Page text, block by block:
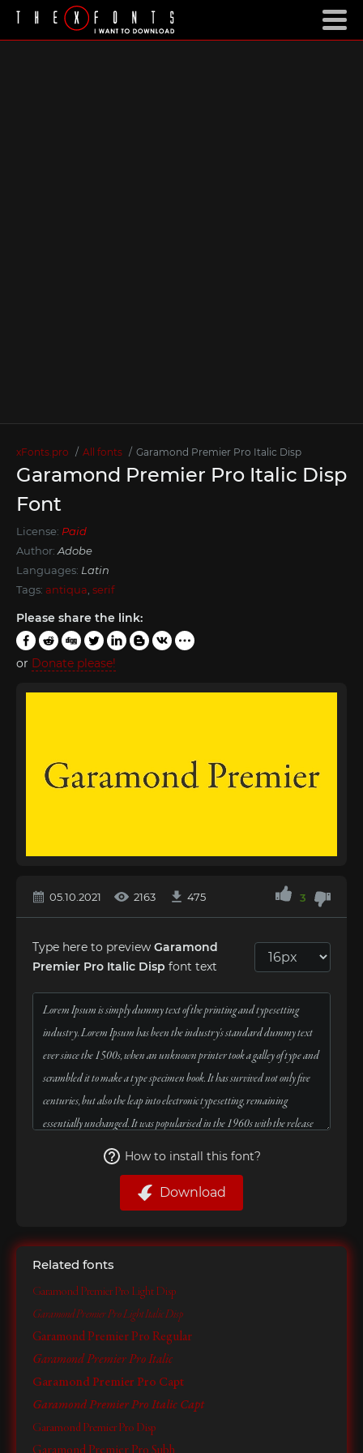
xFonts.pro All fonts Garamond Premier Pro Italic Disp
Garamond Premier Pro Italic Disp
Font
License: Paid
Author: Adobe
Languages: Latin
Tags: antiqua serif
Please share the link:
or Donate please!
05.10.2021 2163 475 3
Type here to preview Garamond
Premier Pro Italic Disp font text
How to install this font?
Download
Related fonts
Garamond Premier Pro Light Disp
Garamond Premier Pro Light Italic Disp
Garamond Premier Pro Regular
Garamond Premier Pro Italic
Garamond Premier Pro Capt
Garamond Premier Pro Italic Capt
Garamond Premier Pro Disp